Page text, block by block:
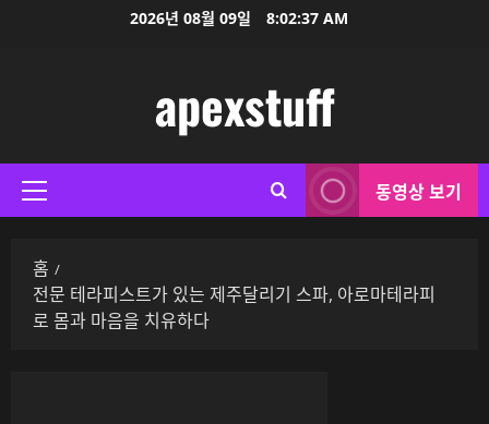
가
2026년 08월 09일 8:02:37 AM
apexstuff
기
본
뉴
동영상 보기
홈
전문 테라피스트가 있는 제주달리기 스파, 아로마테라피
로 몸과 마음을 치유하다